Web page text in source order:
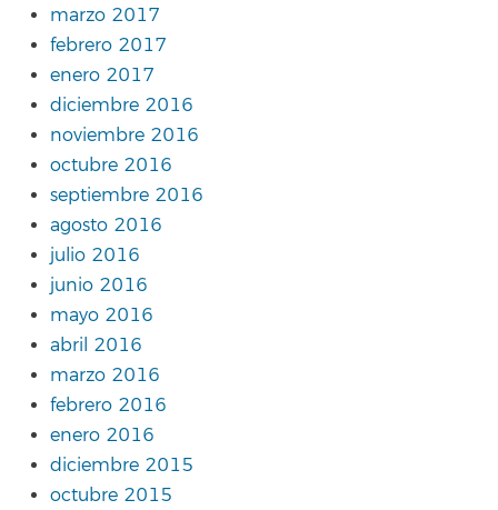
marzo 2017
febrero 2017
enero 2017
diciembre 2016
noviembre 2016
octubre 2016
septiembre 2016
agosto 2016
julio 2016
junio 2016
mayo 2016
abril 2016
marzo 2016
febrero 2016
enero 2016
diciembre 2015
octubre 2015